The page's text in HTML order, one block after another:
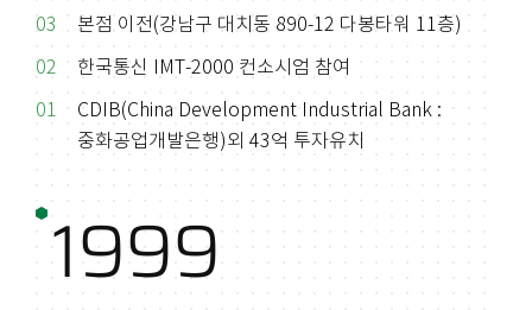
03 본점 이전(강남구 대치동 890-12 다봉타워 11층)
02 한국통신 IMT-2000 컨소시엄 참여
01
CDIB(China Development Industrial Bank :
중화공업개발은행)외 43억 투자유치
1999